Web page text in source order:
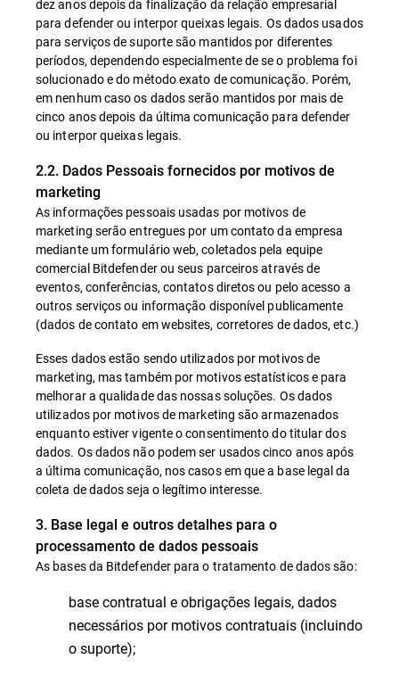
dez anos depois da finalização da relação empresarial
para defender ou interpor queixas legais. Os dados usados
para serviços de suporte são mantidos por diferentes
períodos, dependendo especialmente de se o problema foi
solucionado e do método exato de comunicação. Porém,
em nenhum caso os dados serão mantidos por mais de
cinco anos depois da última comunicação para defender
ou interpor queixas legais.
2.2. Dados Pessoais fornecidos por motivos de
marketing
As informações pessoais usadas por motivos de
marketing serão entregues por um contato da empresa
mediante um formulário web, coletados pela equipe
comercial Bitdefender ou seus parceiros através de
eventos, conferências, contatos diretos ou pelo acesso a
outros serviços ou informação disponível publicamente
(dados de contato em websites, corretores de dados, etc.)
Esses dados estão sendo utilizados por motivos de
marketing, mas também por motivos estatísticos e para
melhorar a qualidade das nossas soluções. Os dados
utilizados por motivos de marketing são armazenados
enquanto estiver vigente o consentimento do titular dos
dados. Os dados não podem ser usados cinco anos após
a última comunicação, nos casos em que a base legal da
coleta de dados seja o legítimo interesse.
3. Base legal e outros detalhes para o
processamento de dados pessoais
As bases da Bitdefender para o tratamento de dados são:
base contratual e obrigações legais, dados
necessários por motivos contratuais (incluindo
o suporte);